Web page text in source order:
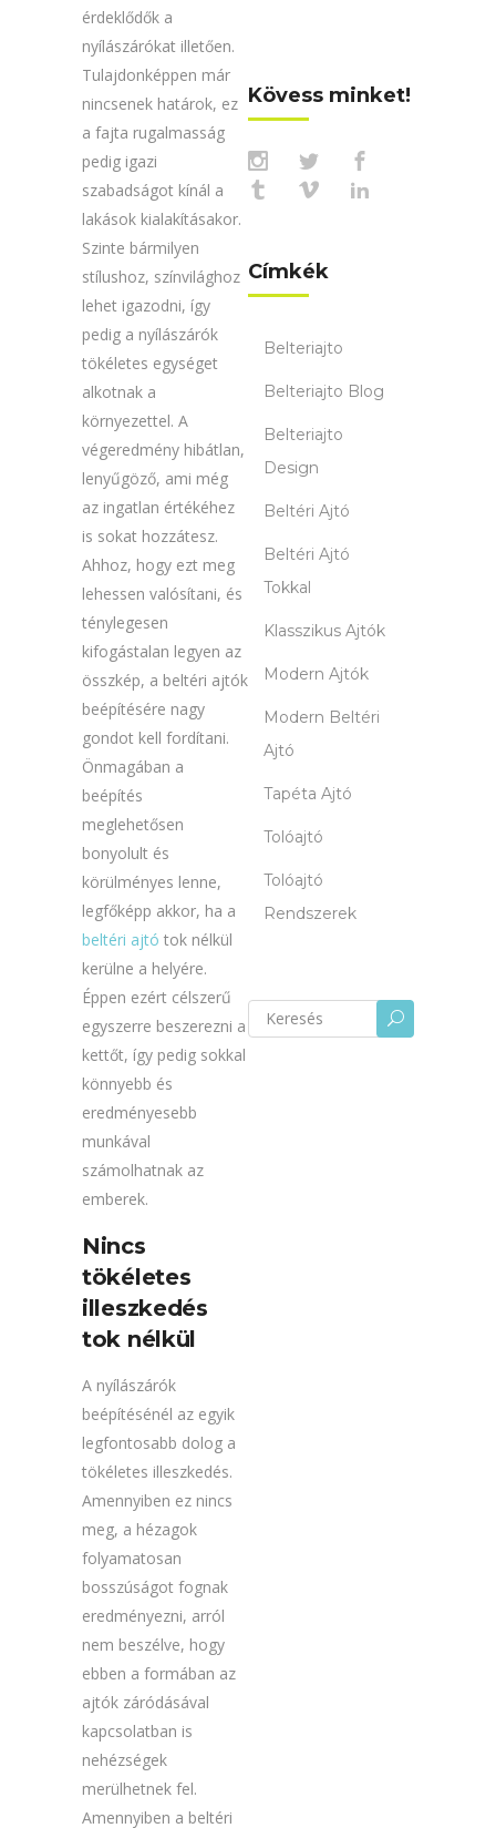
érdeklődők a
nyílászárókat illetően.
Tulajdonképpen már
nincsenek határok, ez
a fajta rugalmasság
pedig igazi
szabadságot kínál a
lakások kialakításakor.
Szinte bármilyen
stílushoz, színvilághoz
lehet igazodni, így
pedig a nyílászárók
tökéletes egységet
alkotnak a
környezettel. A
végeredmény hibátlan,
lenyűgöző, ami még
az ingatlan értékéhez
is sokat hozzátesz.
Ahhoz, hogy ezt meg
lehessen valósítani, és
ténylegesen
kifogástalan legyen az
összkép, a beltéri ajtók
beépítésére nagy
gondot kell fordítani.
Önmagában a
beépítés
meglehetősen
bonyolult és
körülményes lenne,
legfőképp akkor, ha a
beltéri ajtó tok nélkül
kerülne a helyére.
Éppen ezért célszerű
egyszerre beszerezni a
kettőt, így pedig sokkal
könnyebb és
eredményesebb
munkával
számolhatnak az
emberek.
Nincs
tökéletes
illeszkedés
tok nélkül
A nyílászárók
beépítésénél az egyik
legfontosabb dolog a
tökéletes illeszkedés.
Amennyiben ez nincs
meg, a hézagok
folyamatosan
bosszúságot fognak
eredményezni, arról
nem beszélve, hogy
ebben a formában az
ajtók záródásával
kapcsolatban is
nehézségek
merülhetnek fel.
Amennyiben a beltéri
Kövess minket!
Címkék
Belteriajto
Belteriajto Blog
Belteriajto
Design
Beltéri Ajtó
Beltéri Ajtó
Tokkal
Klasszikus Ajtók
Modern Ajtók
Modern Beltéri
Ajtó
Tapéta Ajtó
Tolóajtó
Tolóajtó
Rendszerek
Keresés
erre:
U